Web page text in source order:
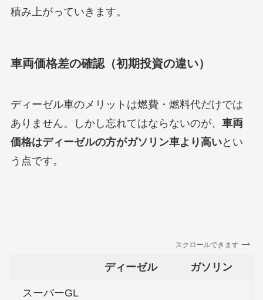
積み上がっていきます。
車両価格差の確認（初期投資の違い）
ディーゼル車のメリットは燃費・燃料代だけでは
ありません。しかし忘れてはならないのが、 車両
価格はディーゼルの方がガソリン車より高いとい
う点です。
スクロールできます
ディーゼル ガソリン
スーパーGL